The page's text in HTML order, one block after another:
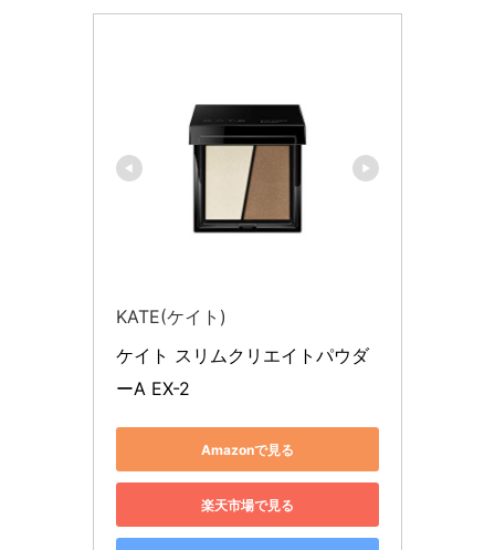
KATE(ケイト)
ケイト スリムクリエイトパウダ
ーA EX-2
Amazonで見る
楽天市場で見る